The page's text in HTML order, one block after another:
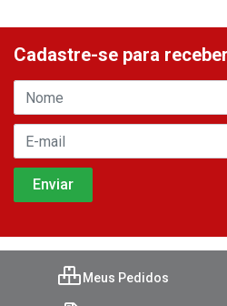
Cadastre-se para
Meus Pedidos